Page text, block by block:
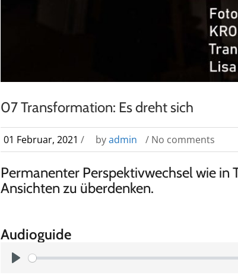
07 Transformation: Es dreht sich
01 Februar, 2021 / byadmin / No comments
Permanenter Perspektivwechsel wie in
Ansichten zu überdenken.
Audioguide